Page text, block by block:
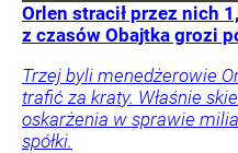
Orlen stracił przez nich
z czasów Obajtka grozi
Trzej byli menedżerowie
trafić za kraty. Właśnie
oskarżenia w sprawie
spółki.